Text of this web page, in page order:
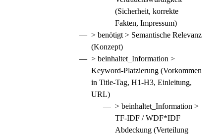
(Sicherheit, korrekte
Fakten, Impressum)
> benötigt > Semantische Relevanz
(Konzept)
> beinhaltet_Information >
Keyword-Platzierung (Vorkommen
in Title-Tag, H1-H3, Einleitung,
URL)
> beinhaltet_Information >
TF-IDF / WDF*IDF
Abdeckung (Verteilung